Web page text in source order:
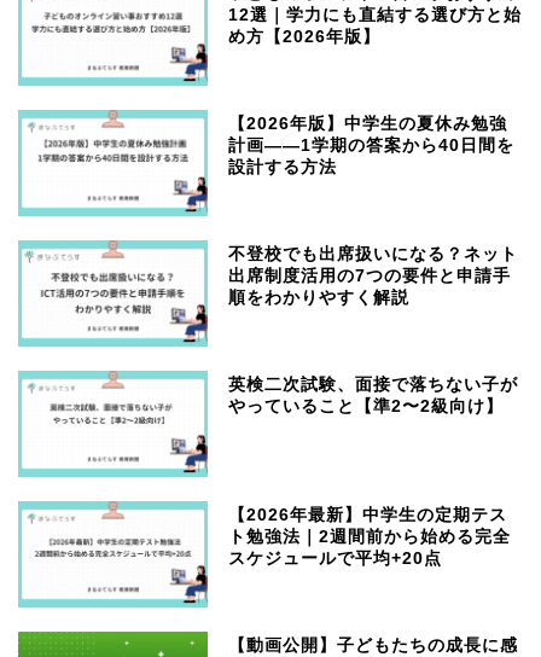
12選｜学力にも直結する選び方と始
め方【2026年版】
【2026年版】中学生の夏休み勉強
計画——1学期の答案から40日間を
設計する方法
不登校でも出席扱いになる？ネット
出席制度活用の7つの要件と申請手
順をわかりやすく解説
英検二次試験、面接で落ちない子が
やっていること【準2〜2級向け】
【2026年最新】中学生の定期テス
ト勉強法｜2週間前から始める完全
スケジュールで平均+20点
【動画公開】子どもたちの成長に感